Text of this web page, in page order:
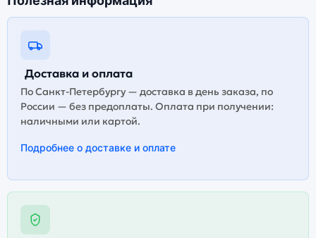
Доставка и оплата
По Санкт-Петербургу — доставка в день заказа, по
России — без предоплаты. Оплата при получении:
наличными или картой.
Подробнее о доставке и оплате